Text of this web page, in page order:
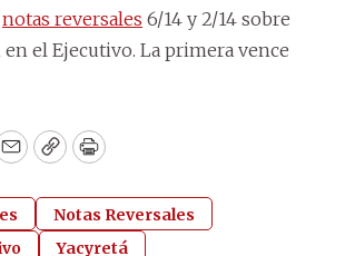
notas reversales 6/14 y 2/14 sobre
en el Ejecutivo. La primera vence
EmailCopyPrint
Notas Reversales
Yacyretá